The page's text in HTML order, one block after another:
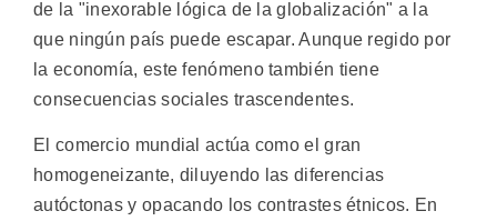
de la "inexorable lógica de la globalización" a la
que ningún país puede escapar. Aunque regido por
la economía, este fenómeno también tiene
consecuencias sociales trascendentes.
El comercio mundial actúa como el gran
homogeneizante, diluyendo las diferencias
autóctonas y opacando los contrastes étnicos. En